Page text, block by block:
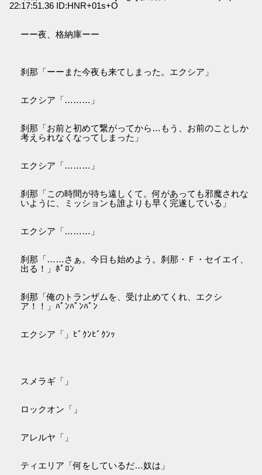
22:17:51.36 ID:HNR+01s+O
ーー夜、格納庫ーー
刹那「ーーまた今夜も来てしまった。エクシア」
エクシア「………」
刹那「お前と初めて繋がってから…もう、お前のことしか
考えられなくなってしまった」
エクシア「………」
刹那「この時間が待ち遠しくて。何があっても邪魔されな
いように、ミッションも誰よりも早く完遂している」
エクシア「………」
刹那「……さぁ。今日も始めよう。刹那・Ｆ・セイエイ、
出る！」ﾎﾟﾛﾝ
刹那「俺のトランザムを、受け止めてくれ、エクシ
ア！！」ﾊﾟﾝﾊﾟﾝﾊﾟﾝ
エクシア「」ﾋﾞｸﾝﾋﾞｸﾝｯ
スメラギ「」
ロックオン「」
アレルヤ「」
ティエリア「何をしているだ…奴は」